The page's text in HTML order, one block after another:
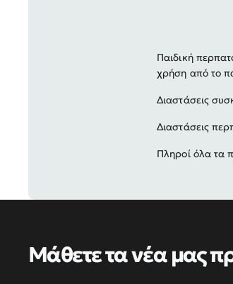
Παιδική
χρήση από το
Διαστάσεις
Διαστάσεις
Πληροί όλα τα
Μάθετε τα νέα μας